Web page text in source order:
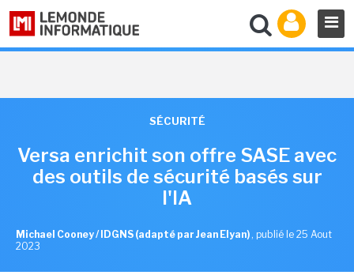
SÉCURITÉ
Versa enrichit son offre SASE avec
des outils de sécurité basés sur
l'IA
Michael Cooney / IDGNS (adapté par Jean Elyan) , publié le 25 Aout
2023